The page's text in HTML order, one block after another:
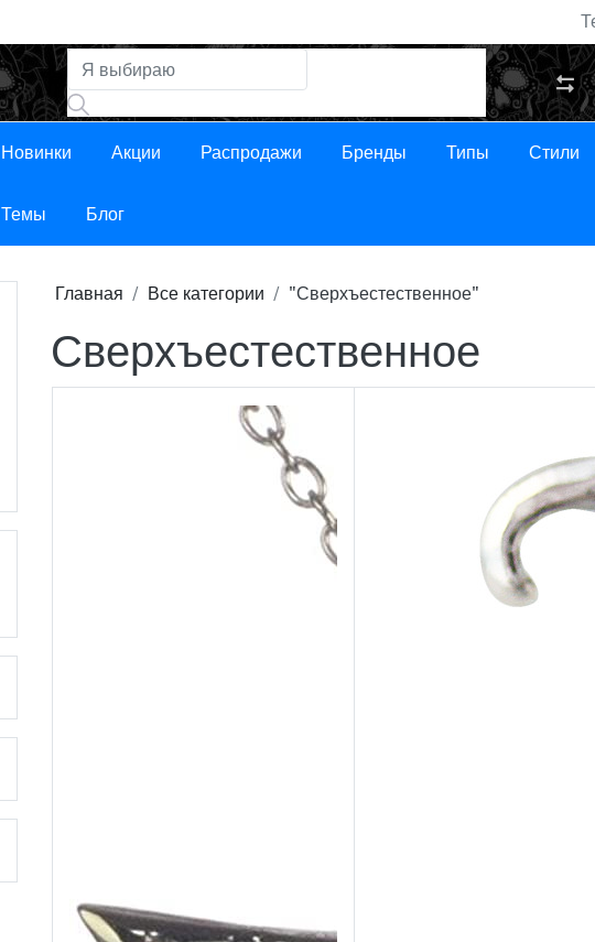
Новинки Акции Распродажи Бренды Типы Стили
Темы Блог
Главная Все категории "Сверхъестественное"
Сверхъестественное